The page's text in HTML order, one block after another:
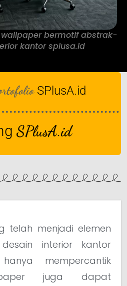
bermotif abstrak-
kantor splusa.id
SPlusA.id
SPlusA.id
telah menjadi elemen
interior kantor
mempercantik
juga dapat